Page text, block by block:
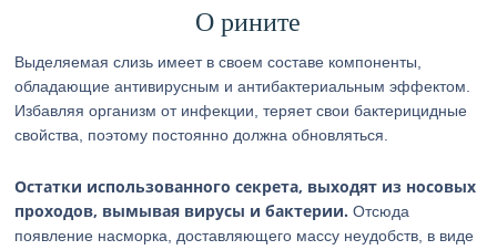
О рините
Выделяемая слизь имеет в своем составе компоненты,
обладающие антивирусным и антибактериальным эффектом.
Избавляя организм от инфекции, теряет свои бактерицидные
свойства, поэтому постоянно должна обновляться.
Остатки использованного секрета, выходят из носовых
проходов, вымывая вирусы и бактерии. Отсюда
появление насморка, доставляющего массу неудобств, в виде